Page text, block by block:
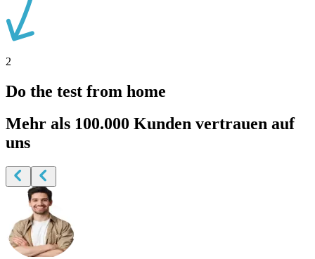
2
Do the test from home
Mehr als 100.000 Kunden vertrauen auf
uns